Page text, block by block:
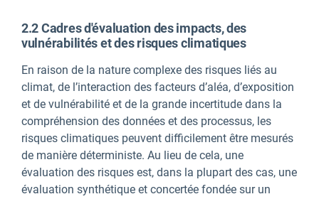
2.2 Cadres d'évaluation des impacts, des
vulnérabilités et des risques climatiques
En raison de la nature complexe des risques liés au
climat, de l’interaction des facteurs d’aléa, d’exposition
et de vulnérabilité et de la grande incertitude dans la
compréhension des données et des processus, les
risques climatiques peuvent difficilement être mesurés
de manière déterministe. Au lieu de cela, une
évaluation des risques est, dans la plupart des cas, une
évaluation synthétique et concertée fondée sur un